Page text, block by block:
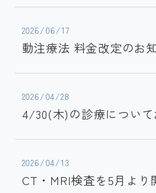
2026/06/17
動注療法 料金改定のお
2026/04/28
4/30(木)の診療につい
2026/04/13
CT・MRI検査を5月より